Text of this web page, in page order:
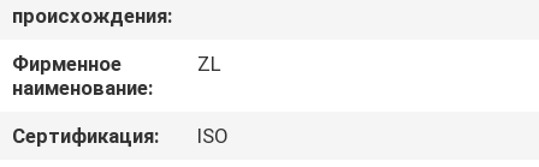
НАС
ПУТЕШЕСТВИЕ
ФАБРИКИ
происхождения:
Фирменное
наименование:
ZL
Сертификация:
ISO